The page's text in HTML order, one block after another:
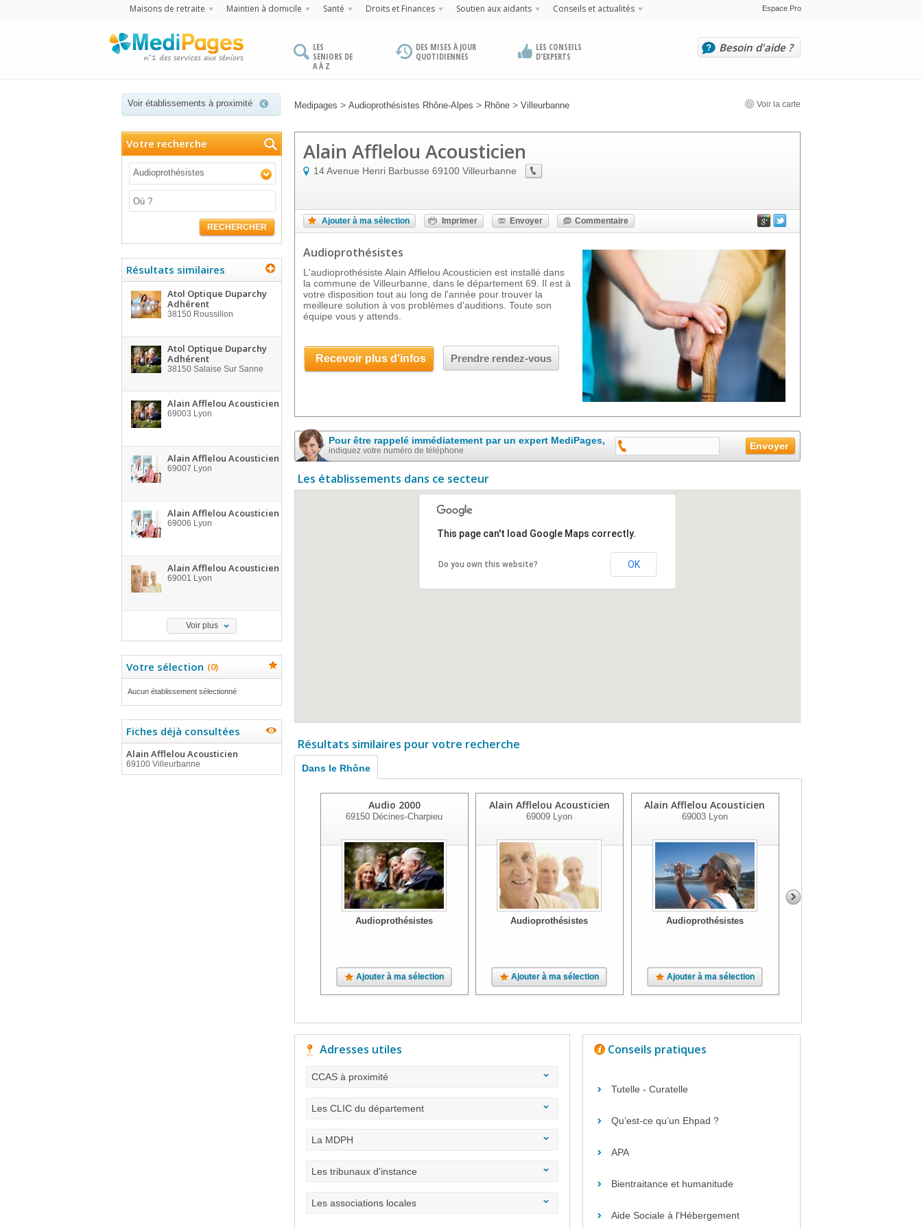
Maisons de retraite Maintien à domicile Santé Droits et Finances Soutien aux aidants Conseils et actualités Espace Pro
LES
SENIORS DE
A À Z
DES MISES À JOUR
QUOTIDIENNES
LES CONSEILS
D'EXPERTS
Besoin d'aide ?
Voir établissements à proximité Medipages > Audioprothésistes Rhône-Alpes > Rhône > Villeurbanne Voir la carte
Votre recherche
Audioprothésistes
RECHERCHER
Résultats similaires
Atol Optique Duparchy
Adhérent
38150 Roussillon
Atol Optique Duparchy
Adhérent
38150 Salaise Sur Sanne
Alain Afflelou Acousticien
69003 Lyon
Alain Afflelou Acousticien
69007 Lyon
Alain Afflelou Acousticien
69006 Lyon
Alain Afflelou Acousticien
69001 Lyon
Voir plus
Votre sélection (0)
Aucun établissement sélectionné
Fiches déjà consultées
Alain Afflelou Acousticien
69100 Villeurbanne
Alain Afflelou Acousticien
14 Avenue Henri Barbusse 69100 Villeurbanne
Ajouter à ma sélection Imprimer Envoyer Commentaire
Audioprothésistes
L'audioprothésiste Alain Afflelou Acousticien est installé dans
la commune de Villeurbanne, dans le département 69. Il est à
votre disposition tout au long de l'année pour trouver la
meilleure solution à vos problèmes d'auditions. Toute son
équipe vous y attends.
Recevoir plus d'infos Prendre rendez-vous
Pour être rappelé immédiatement par un expert MediPages,
indiquez votre numéro de téléphone
Les établissements dans ce secteur
This page can't load Google Maps correctly.
Do you own this website? OK
Résultats similaires pour votre recherche
Dans le Rhône
Audio 2000
69150 Décines-Charpieu
Audioprothésistes
Ajouter à ma sélection
Alain Afflelou Acousticien
69009 Lyon
Audioprothésistes
Ajouter à ma sélection
Alain Afflelou Acousticien
69003Lyon
Audioprothésistes
Ajouter à ma sélection
Adresses utiles
CCAS à proximité
Les CLIC du département
La MDPH
Les tribunaux d'instance
Les associations locales
Conseils pratiques
Tutelle - Curatelle
Qu’est-ce qu’un Ehpad ?
APA
Bientraitance et humanitude
Aide Sociale à l'Hébergement